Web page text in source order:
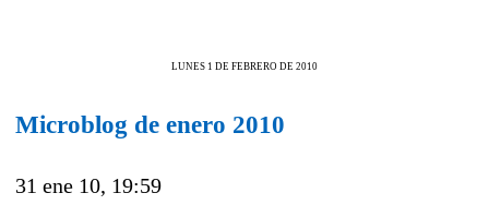
LUNES 1 DE FEBRERO DE 2010
Microblog de enero 2010
31 ene 10, 19:59